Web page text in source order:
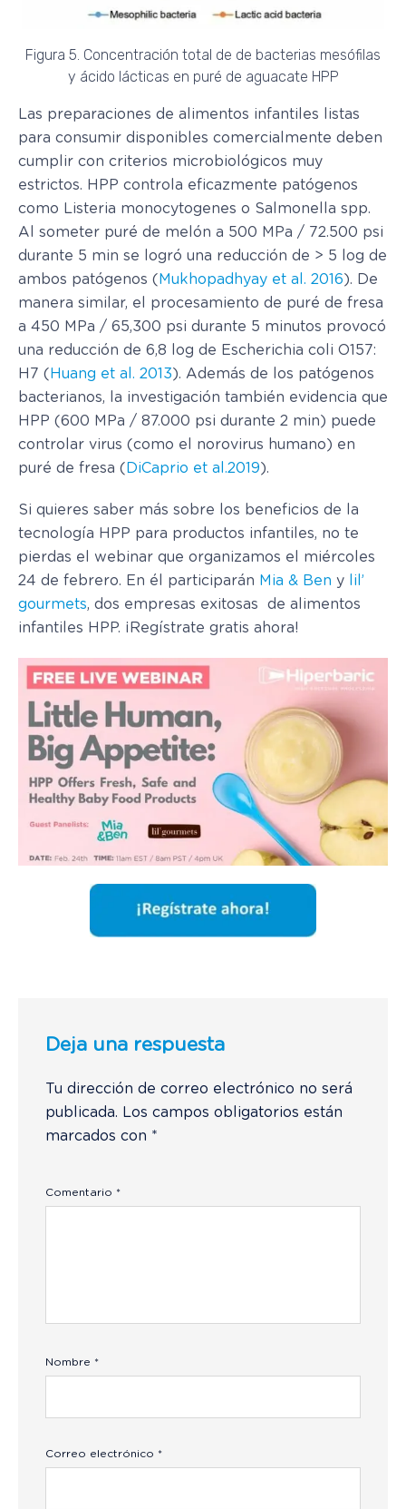
Figura 5. Concentración total de de bacterias mesófilas
y ácido lácticas en puré de aguacate HPP
Las preparaciones de alimentos infantiles listas
para consumir disponibles comercialmente deben
cumplir con criterios microbiológicos muy
estrictos. HPP controla eficazmente patógenos
como Listeria monocytogenes o Salmonella spp.
Al someter puré de melón a 500 MPa / 72.500 psi
durante 5 min se logró una reducción de > 5 log de
ambos patógenos ( Mukhopadhyay et al. 2016). De
manera similar, el procesamiento de puré de fresa
a 450 MPa / 65,300 psi durante 5 minutos provocó
una reducción de 6,8 log de Escherichia coli O157:
H7 ( Huang et al. 2013). Además de los patógenos
bacterianos, la investigación también evidencia que
HPP (600 MPa / 87.000 psi durante 2 min) puede
controlar virus (como el norovirus humano) en
puré de fresa ( DiCaprio et al.2019).
Si quieres saber más sobre los beneficios de la
tecnología HPP para productos infantiles, no te
pierdas el webinar que organizamos el miércoles
24 de febrero. En él participarán Mia & Ben y
lil’
gourmets, dos empresas exitosas de alimentos
infantiles HPP. ¡Regístrate gratis ahora!
Deja una respuesta
Tu dirección de correo electrónico no será
publicada. Los campos obligatorios están
marcados con *
Comentario *
Nombre *
Correo electrónico *